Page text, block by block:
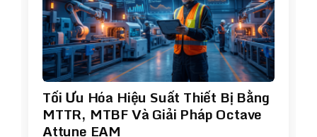
Tối Ưu Hóa Hiệu Suất Thiết Bị Bằng
MTTR, MTBF Và Giải Pháp Octave
Attune EAM